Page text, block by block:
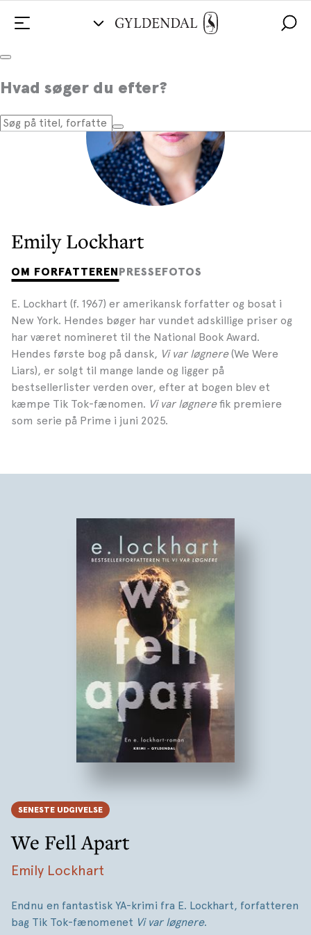
Hvad søger du efter?
Emily Lockhart
OM FORFATTERENPRESSEFOTOS
E. Lockhart (f. 1967) er amerikansk forfatter og bosat i
New York. Hendes bøger har vundet adskillige priser og
har været nomineret til the National Book Award.
Hendes første bog på dansk, Vi var løgnere(We Were
Liars), er solgt til mange lande og ligger på
bestsellerlister verden over, efter at bogen blev et
kæmpe Tik Tok-fænomen. Vi var løgnerefik premiere
som serie på Prime i juni 2025.
SENESTE UDGIVELSE
We Fell Apart
Emily Lockhart
Endnu en fantastisk YA-krimi fra E. Lockhart, forfatteren
bag Tik Tok-fænomenet Vi var løgnere.